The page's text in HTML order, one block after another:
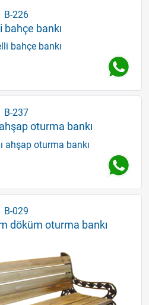
B-226
bahçe bankı
B-237
oturma bankı
B-029
döküm oturma bankı